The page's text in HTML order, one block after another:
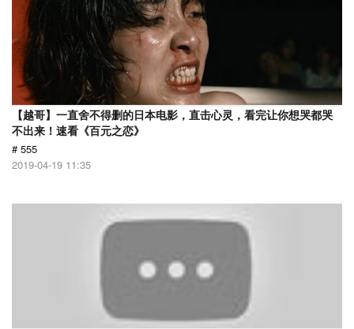
【越哥】一直舍不得删的日本电影，直击心灵，看完让你想哭都哭
不出来！速看《百元之恋》
# 555
2019-04-19 11:35